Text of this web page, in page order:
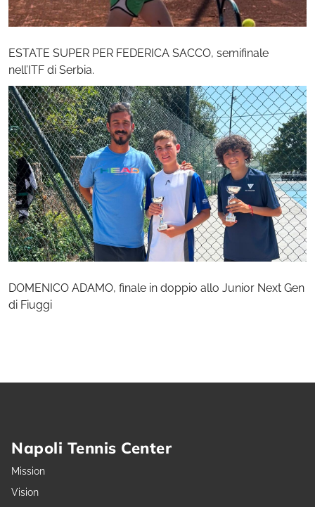
ESTATE SUPER PER FEDERICA SACCO, semifinale
nell’ITF di Serbia.
DOMENICO ADAMO, finale in doppio allo Junior Next Gen
di Fiuggi
Napoli Tennis Center
Mission
Vision